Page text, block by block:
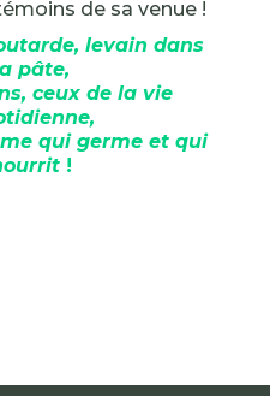
de sa venue !
levain dans
pâte,
ceux de la vie
qui germe et qui
!